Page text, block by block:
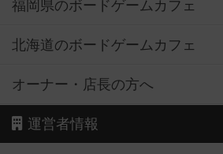
福岡県のボードゲームカフェ
北海道のボードゲームカフェ
オーナー・店長の方へ
運営者情報